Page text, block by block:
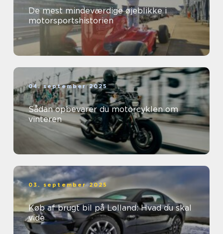
De mest mindeværdige øjeblikke i
motorsportshistorien
04. september 2025
Sådan opbevarer du motorcyklen om
vinteren
03. september 2025
Køb af brugt bil på Lolland: Hvad du skal
vide